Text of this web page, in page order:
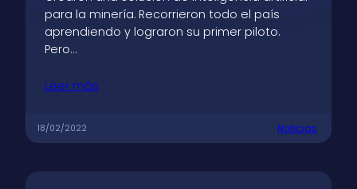
para la minería. Recorrieron todo el país
aprendiendo y lograron su primer piloto.
Pero…
Leer más
18/02/2022 Noticias